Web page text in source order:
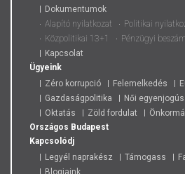
Dokumentumok
Alapító nyilatkozat
Politikai
Közpolitikai 13+1
Pénzügyi
Kapcsolat
Ügyeink
Zéro korrupció
Felemelkedés
Gazdaságpolitika
Női
Oktatás
Zöld fordulat
Országos Budapest
Kapcsolódj
Legyél naprakész
Támogass
Blogjaink